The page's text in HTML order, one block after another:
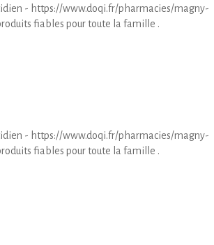
- https://www.doqi.fr/pharmacies/magny-
fiables pour toute la famille .
- https://www.doqi.fr/pharmacies/magny-
fiables pour toute la famille .